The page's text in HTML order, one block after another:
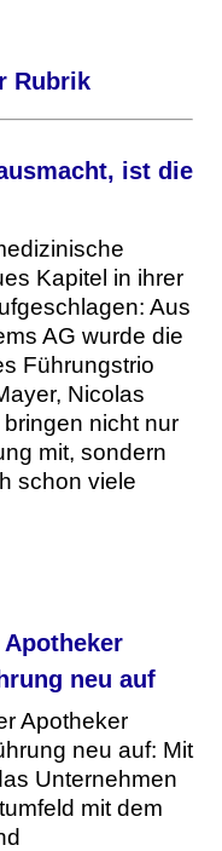
Rubrik
ist die
Kapitel in ihrer
Aus
AG wurde die
Führungstrio
Nicolas
nicht nur
mit, sondern
schon viele
neu auf
Apotheker
neu auf: Mit
Unternehmen
mit dem